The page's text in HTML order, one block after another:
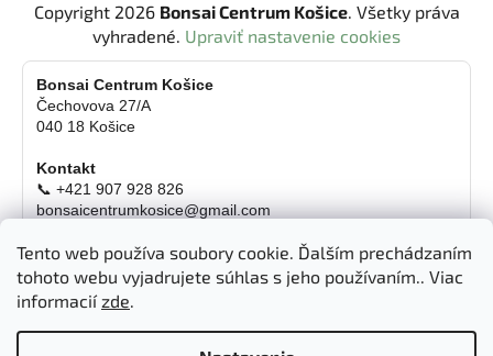
Tento web používa soubory cookie. Ďalším prechádzaním
tohoto webu vyjadrujete súhlas s jeho používaním.. Viac
informaciízde.
Copyright 2026 Bonsai Centrum Košice. Všetky práva
vyhradené. Upraviť nastavenie cookies
Bonsai Centrum Košice
Čechovova 27/A
040 18 Košice
Kontakt
📞 +421 907 928 826
bonsaicentrumkosice@gmail.com
Otváracie hodiny
Pondelok
Utorok
10:00 - 18:00 hod.